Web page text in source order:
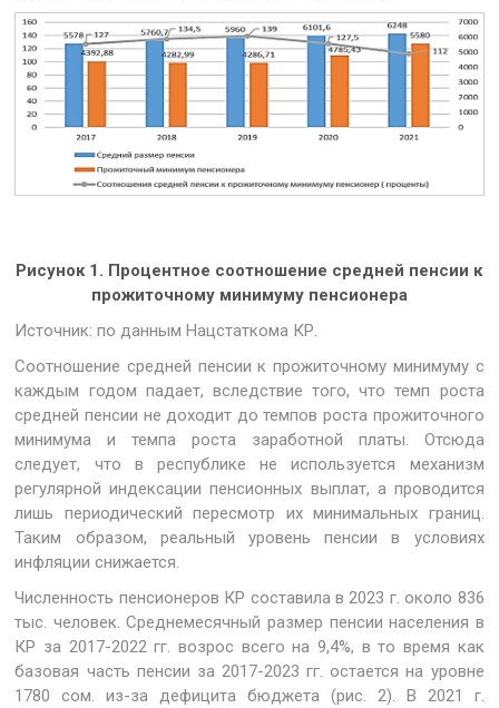
Рисунок 1. Процентное соотношение средней пенсии к
прожиточному минимуму пенсионера
Источник: по данным Нацстаткома КР.
Соотношение средней пенсии к прожиточному минимуму с
каждым годом падает, вследствие того, что темп роста
средней пенсии не доходит до темпов роста прожиточного
минимума и темпа роста заработной платы. Отсюда
следует, что в республике не используется механизм
регулярной индексации пенсионных выплат, а проводится
лишь периодический пересмотр их минимальных границ.
Таким образом, реальный уровень пенсии в условиях
инфляции снижается.
Численность пенсионеров КР составила в 2023 г. около 836
тыс. человек. Среднемесячный размер пенсии населения в
КР за 2017-2022 гг. возрос всего на 9,4%, в то время как
базовая часть пенсии за 2017-2023 гг. остается на уровне
1780 сом. из-за дефицита бюджета (рис. 2). В 2021 г.